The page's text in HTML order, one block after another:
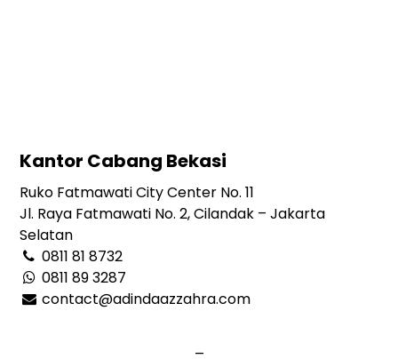
Kantor Cabang Bekasi
Ruko Fatmawati City Center No. 11
Jl. Raya Fatmawati No. 2, Cilandak – Jakarta
Selatan
0811 81 8732
0811 89 3287
contact@adindaazzahra.com